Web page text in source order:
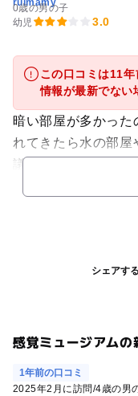
0歳の男の子
幼児
3.0
この口コミは11年
情報が最新でない
暗い部屋が多かっ
れてきたら水の部屋
議そうに観察...
シェアする
感覚ミュージアムの
1年前の口コミ
2025年2月に訪問/4歳の男